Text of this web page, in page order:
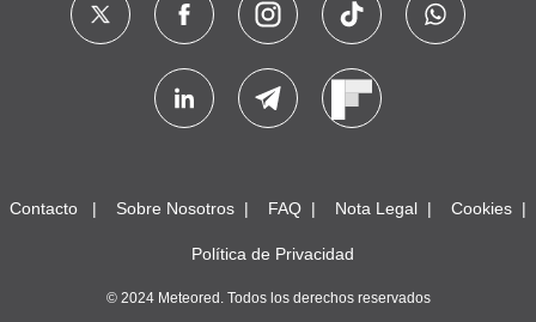
Contacto Sobre Nosotros FAQ Nota Legal Cookies
Política de Privacidad
© 2024 Meteored. Todos los derechos reservados